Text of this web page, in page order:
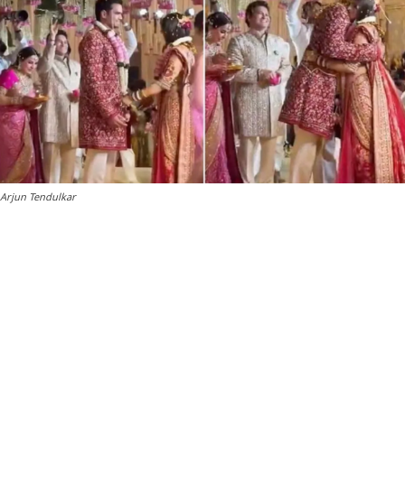
Arjun Tendulkar